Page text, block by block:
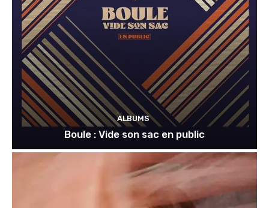
ALBUMS
Boule : Vide son sac en public